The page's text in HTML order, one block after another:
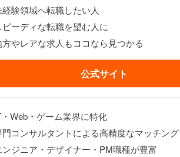
経験領域へ転職したい人
ピーディな転職を望む人に
方やレアな求人もココなら見つかる
公式サイト
Web・ゲーム業界に特化
門コンサルタントによる高精度なマッチング
ンジニア・デザイナー・PM職種が豊富